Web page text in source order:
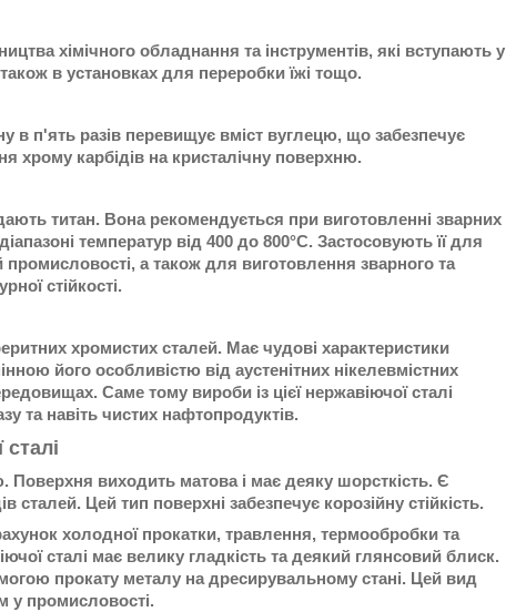
хімічного обладнання та інструментів, які вступають у
в установках для переробки їжі тощо.
в п'ять разів перевищує вміст вуглецю, що забезпечує
хрому карбідів на кристалічну поверхню.
титан. Вона рекомендується при виготовленні зварних
температур від 400 до 800°С. Застосовують її для
а також для виготовлення зварного та
стійкості.
хромистих сталей. Має чудові характеристики
його особливістю від аустенітних нікелевмістних
Саме тому вироби із цієї нержавіючої сталі
та навіть чистих нафтопродуктів.
Поверхня виходить матова і має деяку шорсткість. Є
Цей тип поверхні забезпечує корозійну стійкість.
холодної прокатки, травлення, термообробки та
сталі має велику гладкість та деякий глянсовий блиск.
прокату металу на дресирувальному стані. Цей вид
у промисловості.